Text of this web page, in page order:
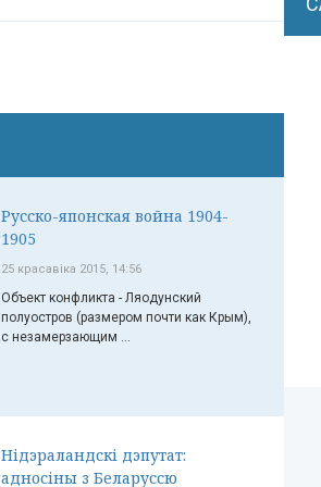
Русско-японская война 1904-
1905
25 красавіка 2015, 14:56
Объект конфликта - Ляодунский
полуостров (размером почти как Крым),
с незамерзающим ...
Нідэраландскі дэпутат:
адносіны з Беларуссю